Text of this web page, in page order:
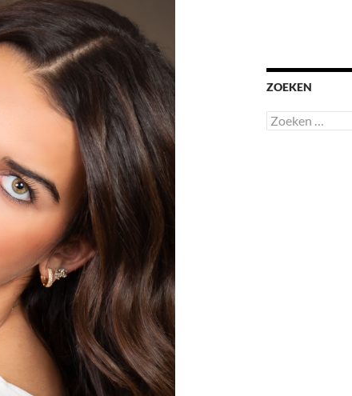
ZOEKEN
Zoeken
naar: